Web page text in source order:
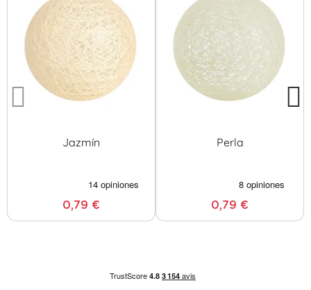
Jazmín
0,79 €
Perla
0,79 €